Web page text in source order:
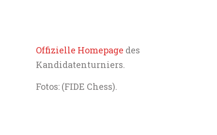
Offizielle Homepage des
Kandidatenturniers.
Fotos: (FIDE Chess).